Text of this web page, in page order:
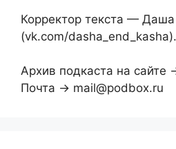
Корректор текста — Даша
(vk.com/dasha_end_kasha).
Архив подкаста на сайте
Почта → mail@podbox.ru